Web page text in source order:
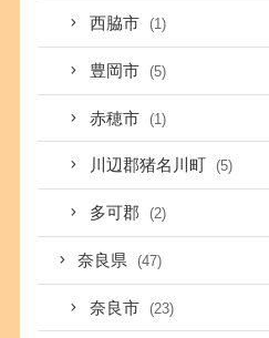
西脇市 (1)
豊岡市 (5)
赤穂市 (1)
川辺郡猪名川町 (5)
多可郡 (2)
奈良県 (47)
奈良市 (23)